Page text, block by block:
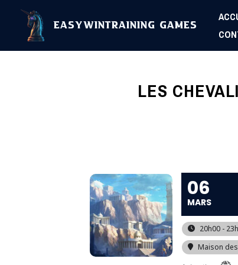
contenu
EasyWinTraining Games
LES
06
MARS
20h00 -
Maison